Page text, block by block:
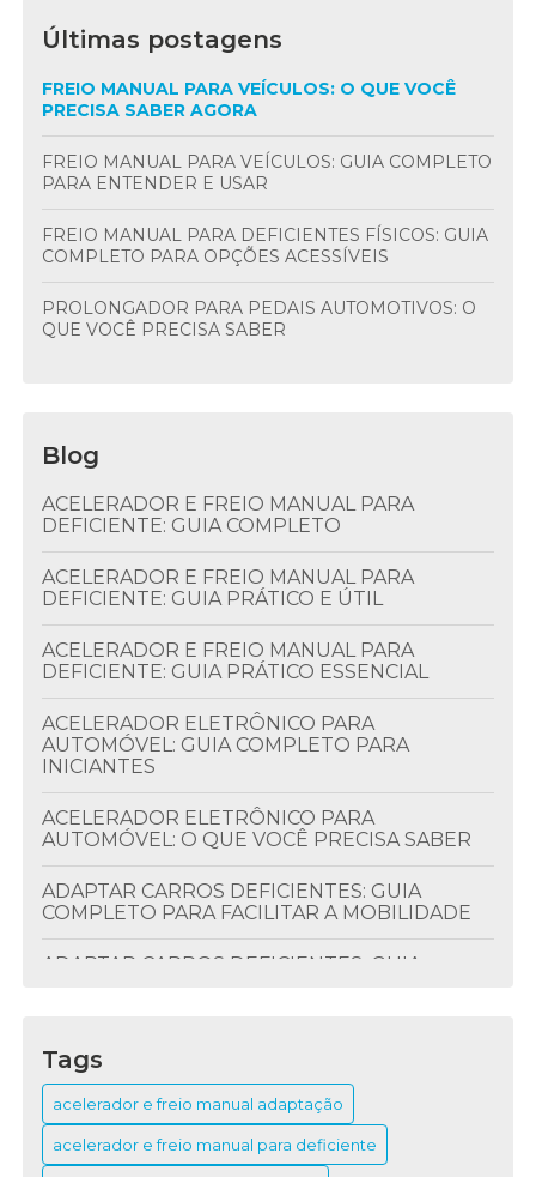
Últimas postagens
FREIO MANUAL PARA VEÍCULOS: O QUE VOCÊ
PRECISA SABER AGORA
FREIO MANUAL PARA VEÍCULOS: GUIA COMPLETO
PARA ENTENDER E USAR
FREIO MANUAL PARA DEFICIENTES FÍSICOS: GUIA
COMPLETO PARA OPÇÕES ACESSÍVEIS
PROLONGADOR PARA PEDAIS AUTOMOTIVOS: O
QUE VOCÊ PRECISA SABER
Blog
ACELERADOR E FREIO MANUAL PARA
DEFICIENTE: GUIA COMPLETO
ACELERADOR E FREIO MANUAL PARA
DEFICIENTE: GUIA PRÁTICO E ÚTIL
ACELERADOR E FREIO MANUAL PARA
DEFICIENTE: GUIA PRÁTICO ESSENCIAL
ACELERADOR ELETRÔNICO PARA
AUTOMÓVEL: GUIA COMPLETO PARA
INICIANTES
ACELERADOR ELETRÔNICO PARA
AUTOMÓVEL: O QUE VOCÊ PRECISA SABER
ADAPTAR CARROS DEFICIENTES: GUIA
COMPLETO PARA FACILITAR A MOBILIDADE
ADAPTAR CARROS DEFICIENTES: GUIA
COMPLETO PARA FAZER A ESCOLHA CERTA
COMANDOS NO VOLANTE PARA CARRO: GUIA
DEFINITIVO PARA USAR O PAINEL COM
FACILIDADE
Tags
acelerador e freio manual adaptação
acelerador e freio manual para deficiente